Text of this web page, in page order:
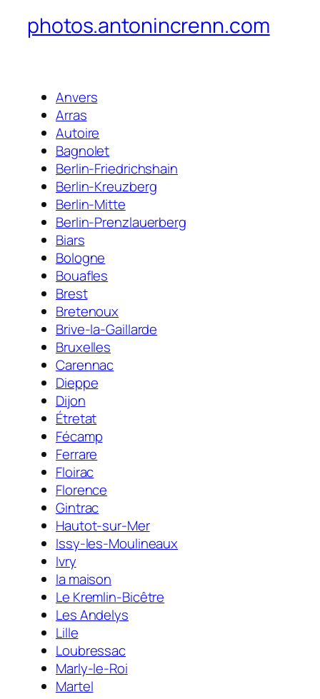
photos.antonincrenn.com
Anvers
Arras
Autoire
Bagnolet
Berlin-Friedrichshain
Berlin-Kreuzberg
Berlin-Mitte
Berlin-Prenzlauerberg
Biars
Bologne
Bouafles
Brest
Bretenoux
Brive-la-Gaillarde
Bruxelles
Carennac
Dieppe
Dijon
Étretat
Fécamp
Ferrare
Floirac
Florence
Gintrac
Hautot-sur-Mer
Issy-les-Moulineaux
Ivry
la maison
Le Kremlin-Bicêtre
Les Andelys
Lille
Loubressac
Marly-le-Roi
Martel